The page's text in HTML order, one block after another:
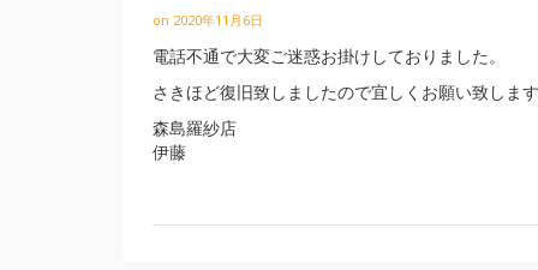
on 2020年11月6日
電話不通で大変ご迷惑お掛けしておりました。
さきほど復旧致しましたので宜しくお願い致しま
森島羅紗店
伊藤